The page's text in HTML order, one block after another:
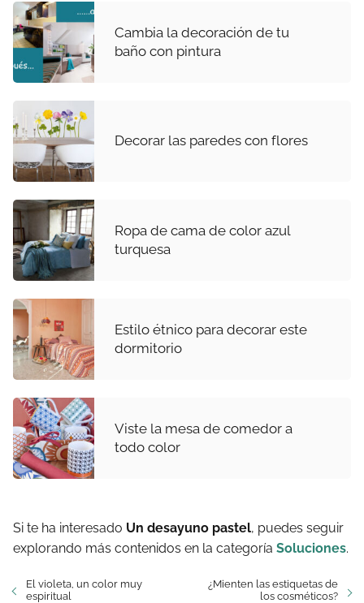
Cambia la decoración de tu
baño con pintura
Decorar las paredes con flores
Ropa de cama de color azul
turquesa
Estilo étnico para decorar este
dormitorio
Viste la mesa de comedor a
todo color
Si te ha interesado Un desayuno pastel, puedes seguir
explorando más contenidos en la categoría Soluciones.
El violeta, un color muy
espiritual
¿Mienten las estiquetas de
los cosméticos?